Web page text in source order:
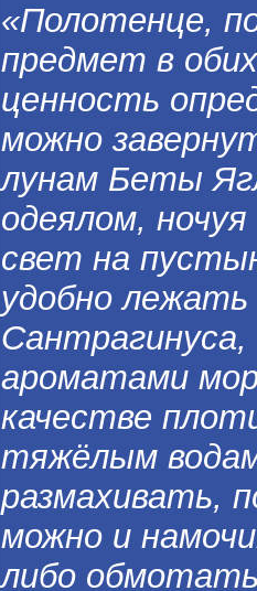
«Полотенце,
предмет в
ценность
можно
лунам Беты
одеялом,
свет на
удобно
ароматами
качестве
тяжёлым
размахивать,
можно и
либо